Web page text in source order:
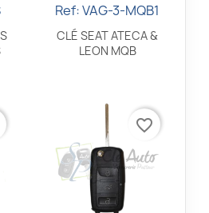
Aperçu rapide
Ref: VAG-3-MQB1
CLÉ SEAT ATECA &
LEON MQB
favorite_border